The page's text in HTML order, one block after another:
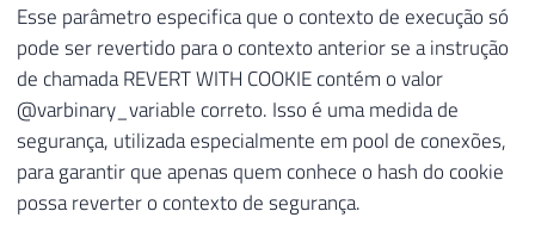
Esse parâmetro especifica que o contexto de execução só
pode ser revertido para o contexto anterior se a instrução
de chamada REVERT WITH COOKIE contém o valor
@varbinary_variable correto. Isso é uma medida de
segurança, utilizada especialmente em pool de conexões,
para garantir que apenas quem conhece o hash do cookie
possa reverter o contexto de segurança.